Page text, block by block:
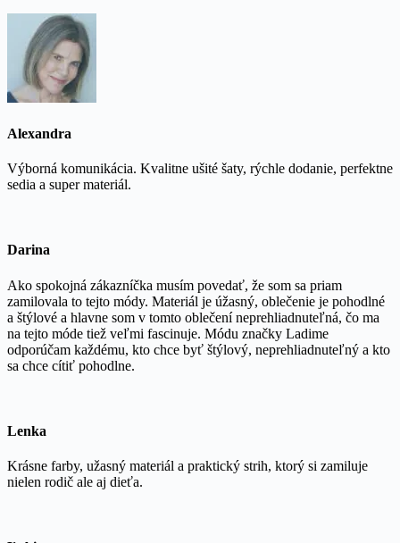
Alexandra
Výborná komunikácia. Kvalitne ušité šaty, rýchle dodanie, perfektne
sedia a super materiál.
Darina
Ako spokojná zákazníčka musím povedať, že som sa priam
zamilovala to tejto módy. Materiál je úžasný, oblečenie je pohodlné
a štýlové a hlavne som v tomto oblečení neprehliadnuteľná, čo ma
na tejto móde tiež veľmi fascinuje. Módu značky Ladime
odporúčam každému, kto chce byť štýlový, neprehliadnuteľný a kto
sa chce cítiť pohodlne.
Lenka
Krásne farby, užasný materiál a praktický strih, ktorý si zamiluje
nielen rodič ale aj dieťa.